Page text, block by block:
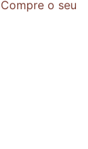
Compre o seu